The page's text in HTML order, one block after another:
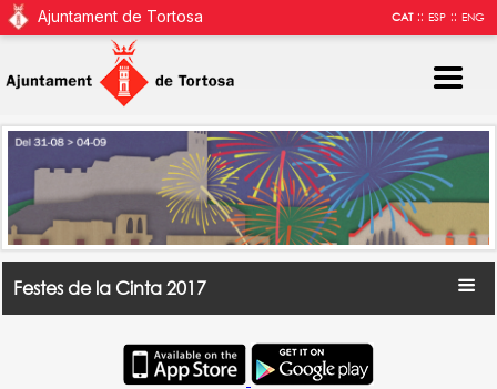
Ajuntament de Tortosa CAT::ESP ::ENG
Festes de la Cinta 2017